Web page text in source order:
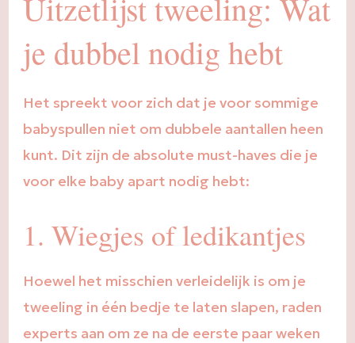
je dubbel nodig hebt
Het spreekt voor zich dat je voor sommige
babyspullen niet om dubbele aantallen heen
kunt. Dit zijn de absolute must-haves die je
voor elke baby apart nodig hebt:
1. Wiegjes of ledikantjes
Hoewel het misschien verleidelijk is om je
tweeling in één bedje te laten slapen, raden
experts aan om ze na de eerste paar weken